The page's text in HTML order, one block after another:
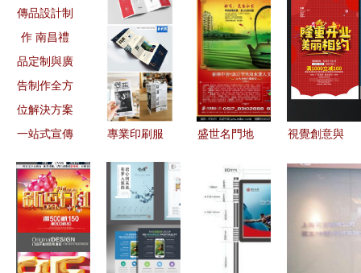
一站式宣傳
南昌禮品定
制與廣告制
作全方位解
決方案
專業印刷服
到成品的一
站式解決方
案
盛世名門地
素材 免費
下載，助力
高效制作
視覺創意與
合 從管道
廣告設計